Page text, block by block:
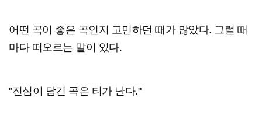
어떤 곡이 좋은 곡인지 고민하던 때가 많았다. 그럴 때
마다 떠오르는 말이 있다.
"진심이 담긴 곡은 티가 난다."